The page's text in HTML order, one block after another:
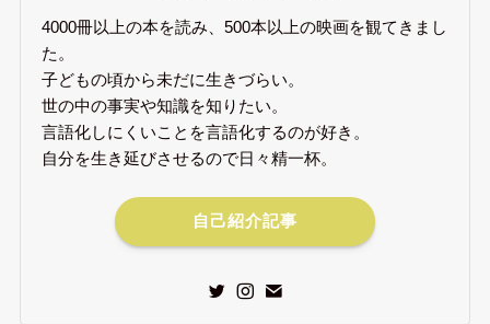
4000冊以上の本を読み、500本以上の映画を観てきまし
た。
子どもの頃から未だに生きづらい。
世の中の事実や知識を知りたい。
言語化しにくいことを言語化するのが好き。
自分を生き延びさせるので日々精一杯。
自己紹介記事